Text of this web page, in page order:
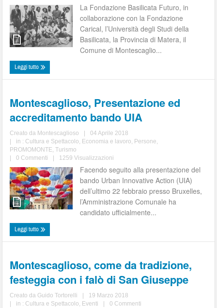
La Fondazione Basilicata Futuro, in
collaborazione con la Fondazione
Carical, l’Università degli Studi della
Basilicata, la Provincia di Matera, il
Comune di Montescaglio...
Leggi tutto
Montescaglioso, Presentazione ed
accreditamento bando UIA
Creato da Montescaglioso
04 Aprile 2018
in : Cultura e Spettacolo, Economia e lavoro, Persone,
PROMOMONTE,Turismo
0 Commenti 1259 Visualizzazioni
Facendo seguito alla presentazione del
bando Urban Innovative Action (UIA)
dell’ultimo 22 febbraio presso Bruxelles,
l’Amministrazione Comunale ha
candidato ufficialmente...
Leggi tutto
Montescaglioso, come da tradizione,
festeggia con i falò di San Giuseppe
Creato da Guido Tortorelli
19 Marzo 2018
in : Cultura e Spettacolo, Eventi
0 Commenti